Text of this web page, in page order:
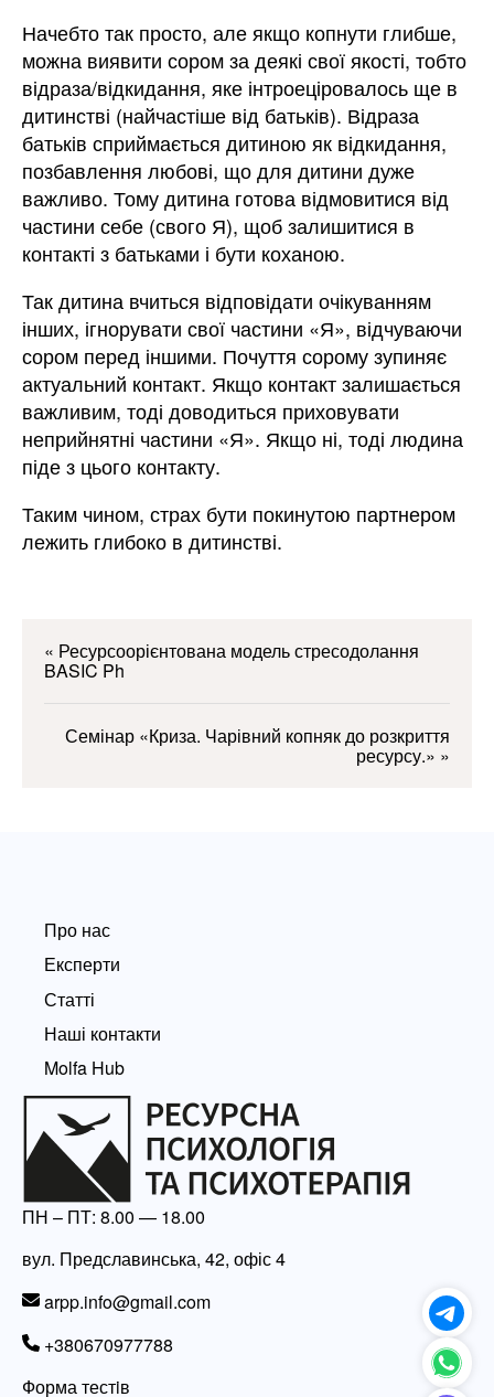
Начебто так просто, але якщо копнути глибше,
можна виявити сором за деякі свої якості, тобто
відраза/відкидання, яке інтроеціровалось ще в
дитинстві (найчастіше від батьків). Відраза
батьків сприймається дитиною як відкидання,
позбавлення любові, що для дитини дуже
важливо. Тому дитина готова відмовитися від
частини себе (свого Я), щоб залишитися в
контакті з батьками і бути коханою.
Так дитина вчиться відповідати очікуванням
інших, ігнорувати свої частини «Я», відчуваючи
сором перед іншими. Почуття сорому зупиняє
актуальний контакт. Якщо контакт залишається
важливим, тоді доводиться приховувати
неприйнятні частини «Я». Якщо ні, тоді людина
піде з цього контакту.
Таким чином, страх бути покинутою партнером
лежить глибоко в дитинстві.
« Ресурсоорієнтована модель стресодолання
BASIC Ph
Семінар «Криза. Чарівний копняк до розкриття
ресурсу.» »
ПН – ПТ: 8.00 — 18.00
вул. Предславинська, 42, офіс 4
arpp.info@gmail.com
+380670977788
Форма тестiв
Про нас
Експерти
Статті
Наші контакти
Molfa Hub